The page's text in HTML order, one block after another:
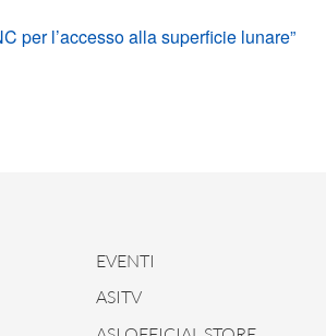
per l’accesso alla superficie lunare”
EVENTI
ASITV